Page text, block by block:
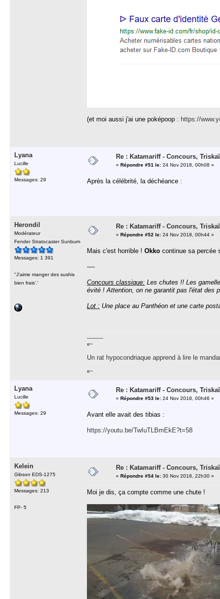
(et moi aussi j'ai une poképoop : https://
Lyana
Lucille
Messages: 29
Re : Katamariff - Concours,
« Répondre #51 le: 24 Nov 2018, 00h08 »
Après la célébrité, la déchéance :
Herondil
Modérateur
Fender Stratocaster Sunburn
Messages: 1 391
''J'aime manger des sushis
bien frais'.'
Re : Katamariff - Concours,
« Répondre #52 le: 24 Nov 2018, 00h44 »
Mais c'est horrible ! Okko continue sa percée
----
Concours classique: Les chutes !! Les
évité ! Attention, on ne garantit pas l'état des
Lot : Une place au Panthéon et une carte
-----------
¤~
Un rat hypocondriaque apprend à lire le
¤~
Lyana
Lucille
Messages: 29
Re : Katamariff - Concours,
« Répondre #53 le: 24 Nov 2018, 00h46 »
Avant elle avait des tibias :
https://youtu.be/TwIuTLBmEkE?t=58
Kelein
Gibson EDS-1275
Messages: 213
FP- 5
Re : Katamariff - Concours,
« Répondre #54 le: 30 Nov 2018, 22h30 »
Moi je dis, ça compte comme une chute !